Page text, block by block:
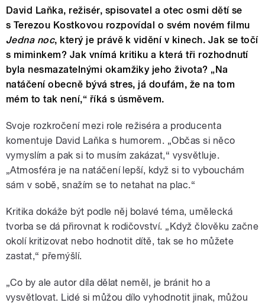
David Laňka, režisér, spisovatel a otec osmi dětí se
s Terezou Kostkovou rozpovídal o svém novém filmu
Jedna noc, který je právě k vidění v kinech. Jak se točí
s miminkem? Jak vnímá kritiku a která tři rozhodnutí
byla nesmazatelnými okamžiky jeho života? „Na
natáčení obecně bývá stres, já doufám, že na tom
mém to tak není,“ říká s úsměvem.
Svoje rozkročení mezi role režiséra a producenta
komentuje David Laňka s humorem. „Občas si něco
vymyslím a pak si to musím zakázat,“ vysvětluje.
„Atmosféra je na natáčení lepší, když si to vybouchám
sám v sobě, snažím se to netahat na plac.“
Kritika dokáže být podle něj bolavé téma, umělecká
tvorba se dá přirovnat k rodičovství. „Když člověku začne
okolí kritizovat nebo hodnotit dítě, tak se ho můžete
zastat,“ přemýšlí.
„Co by ale autor díla dělat neměl, je bránit ho a
vysvětlovat. Lidé si můžou dílo vyhodnotit jinak, můžou